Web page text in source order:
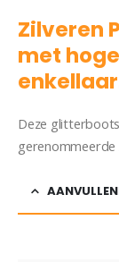
Zilveren
met
Deze
gerenommeerde